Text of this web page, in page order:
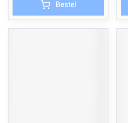
Bestel